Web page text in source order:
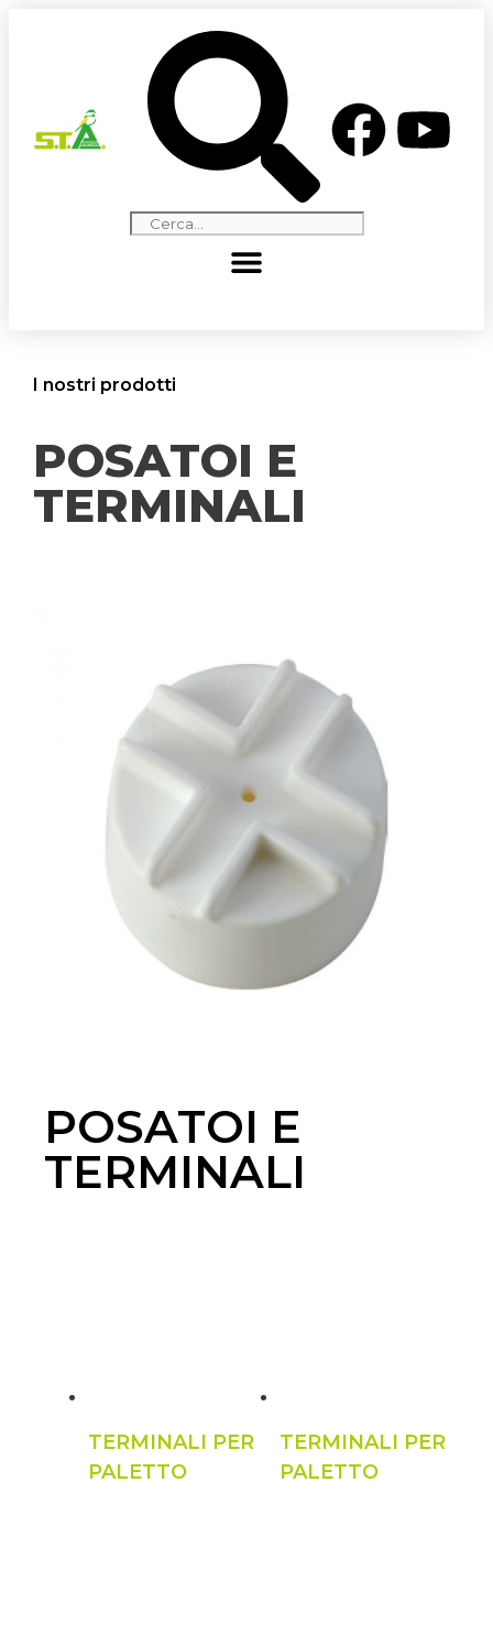
I nostri prodotti
POSATOI E
TERMINALI
POSATOI E
TERMINALI
TERMINALI PER
PALETTO
TERMINALI PER
PALETTO